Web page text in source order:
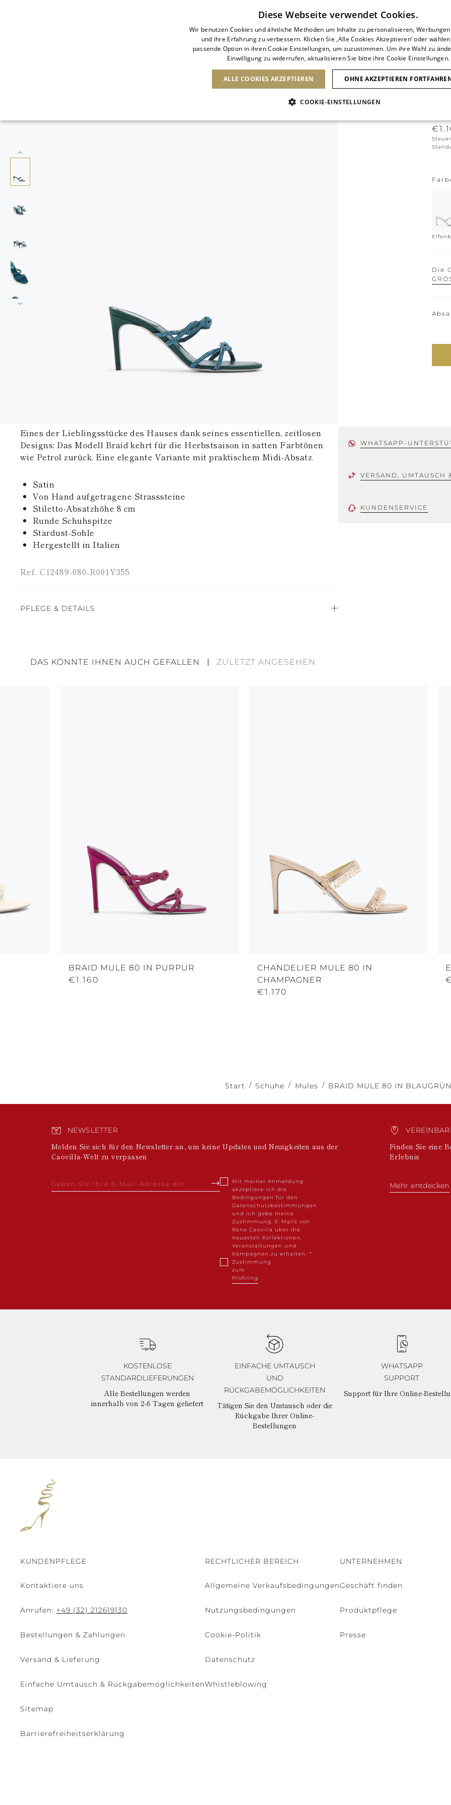
Die
Eines der Lieblingsstücke des Hauses dank seines essentiellen, zeitlosen
Designs: Das Modell Braid kehrt für die Herbstsaison in satten Farbtönen
wie Petrol zurück. Eine elegante Variante mit praktischem Midi-Absatz.
Satin
Von Hand aufgetragene Strasssteine
Stiletto-Absatzhöhe 8 cm
Runde Schuhspitze
Stardust-Sohle
Hergestellt in Italien
Ref. C12489-080-R001Y355
PFLEGE & DETAILS
WHATSAPP-
VERSAND, UMTAUSCH
KUNDENSERVICE
DAS KÖNNTE IHNEN AUCH GEFALLEN ZULETZT ANGESEHEN
BRAID MULE 80 IN PURPUR
€1.160
CHANDELIER MULE 80 IN
CHAMPAGNER
€1.170
Start Schuhe Mules BRAID MULE 80 IN BLAUGRÜN
NEWSLETTER
Melden Sie sich für den Newsletter an, um keine Updates und Neuigkeiten aus der
Caovilla-Welt zu verpassen
Mit meiner Anmeldung
akzeptiere ich die
Bedingungen für den
Datenschutzbestimmungen
und ich gebe meine
Zustimmung, E-Mails von
Rene Caovilla über die
neuesten Kollektionen,
Veranstaltungen und
Kampagnen zu erhalten.
Zustimmung
zum
Profiling.
Finden Sie eine
Erlebnis
Mehr entdecken
KOSTENLOSE
STANDARDLIEFERUNGEN
Alle Bestellungen werden
innerhalb von 2-6 Tagen geliefert
EINFACHE UMTAUSCH
UND
RÜCKGABEMÖGLICHKEITEN
Tätigen Sie den Umtausch oder die
Rückgabe Ihrer Online-
Bestellungen
WHATSAPP
SUPPORT
Support für Ihre Online-
KUNDENPFLEGE
Kontaktiere uns
Anrufen: +49 (32) 212619130
Bestellungen & Zahlungen
Versand & Lieferung
Einfache Umtausch & Rückgabemöglichkeiten
Sitemap
Barrierefreiheitserklärung
RECHTLICHER BEREICH
Allgemeine Verkaufsbedingungen
Nutzungsbedingungen
Cookie-Politik
Datenschutz
Whistleblowing
UNTERNEHMEN
Geschäft finden
Produktpflege
Presse
Diese Webseite verwendet Cookies.
Wir benutzen Cookies und ähnliche Methoden um Inhalte zu personalisieren,
und ihre Erfahrung zu verbessern. Klicken Sie ‚Alle Cookies Akzeptieren‘ oder
passende Option in ihren Cookie Einstellungen, um zuzustimmen. Um ihre Wahl zu
Einwilligung zu widerrufen, aktualisieren Sie bitte ihre Cookie Einstellungen.
ALLE COOKIES AKZEPTIEREN OHNE AKZEPTIEREN
COOKIE-EINSTELLUNGEN